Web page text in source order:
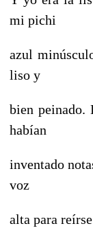
mi pichi
azul
liso y
bien peinado.
habían
inventado
voz
alta para